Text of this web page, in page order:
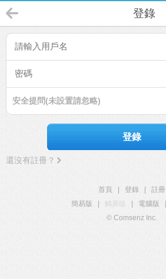
登錄
安全提問(未設置請忽略)
登錄
還沒有註冊？
首頁 登錄
註冊
簡易版
觸屏版 電腦版
© Comsenz Inc.